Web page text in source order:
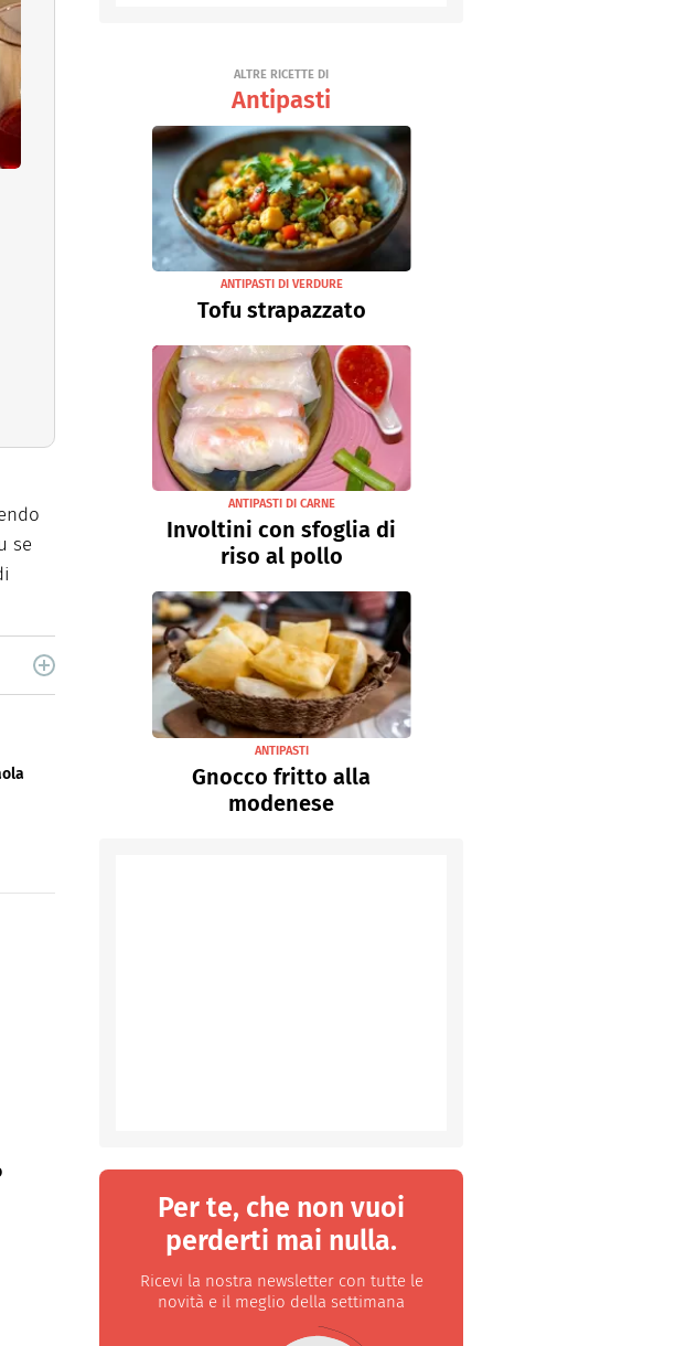
se
ALTRE RICETTE DI
Antipasti
ANTIPASTI DI VERDURE
Tofu strapazzato
ANTIPASTI DI CARNE
Involtini con sfoglia di
riso al pollo
ANTIPASTI
Gnocco fritto alla
modenese
Per te, che non vuoi
perderti mai nulla.
Ricevi la nostra newsletter con tutte le
novità e il meglio della settimana